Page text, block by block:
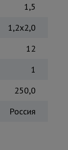
1,5
1,2x2,0
12
1
250,0
Россия